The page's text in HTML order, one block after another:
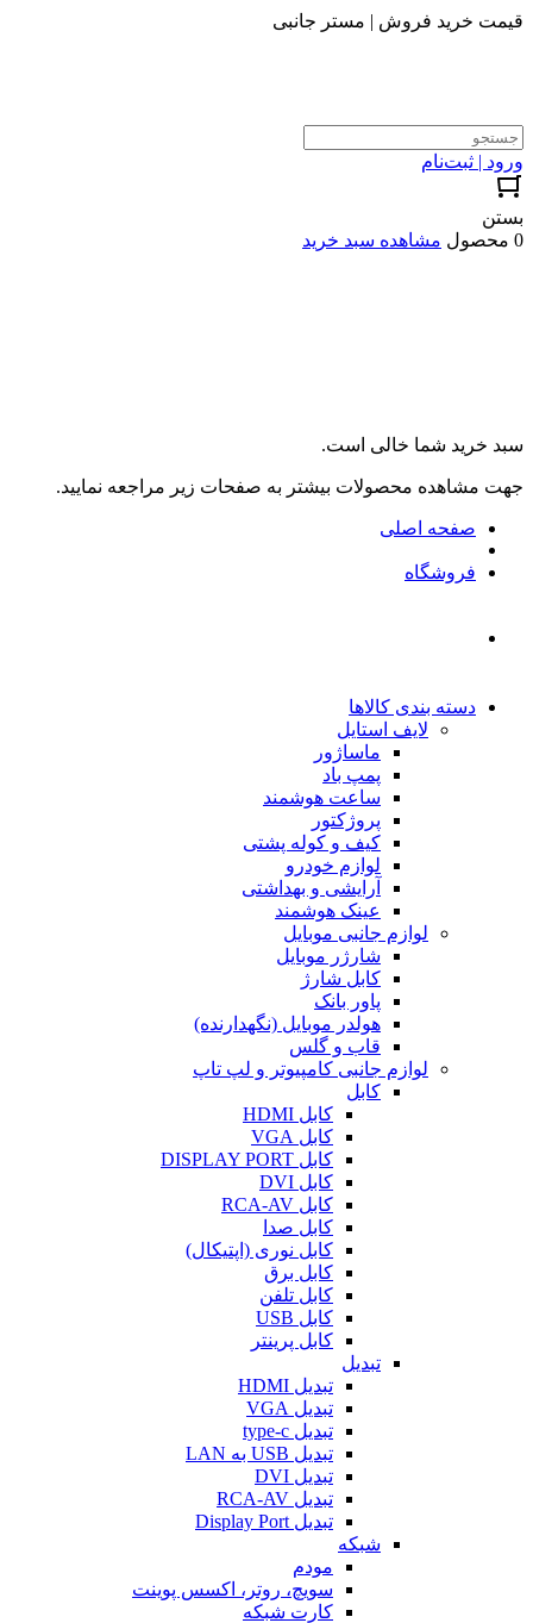
قیمت خرید فروش | مستر جانبی
ورود | ثبت‌نام
بستن
0 محصول
مشاهده سبد خرید
سبد خرید شما خالی است.
جهت مشاهده محصولات بیشتر به صفحات زیر مراجعه نمایید.
صفحه اصلی
فروشگاه
دسته بندی کالاها
لایف استایل
ماساژور
پمپ باد
ساعت هوشمند
پروژکتور
کیف و کوله پشتی
لوازم خودرو
آرایشی و بهداشتی
عینک هوشمند
لوازم جانبی موبایل
شارژر موبایل
کابل شارژ
پاور بانک
هولدر موبایل (نگهدارنده)
قاب و گلس
لوازم جانبی کامپیوتر و لپ تاپ
کابل
کابل HDMI
کابل VGA
کابل DISPLAY PORT
کابل DVI
کابل RCA-AV
کابل صدا
کابل نوری (اپتیکال)
کابل برق
کابل تلفن
کابل USB
کابل پرینتر
تبدیل
تبدیل HDMI
تبدیل VGA
تبدیل type-c
تبدیل USB به LAN
تبدیل DVI
تبدیل RCA-AV
تبدیل Display Port
شبکه
مودم
سویچ، روتر، اکسس پوینت
کارت شبکه